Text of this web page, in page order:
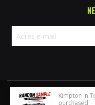
Kimpton in
purchased